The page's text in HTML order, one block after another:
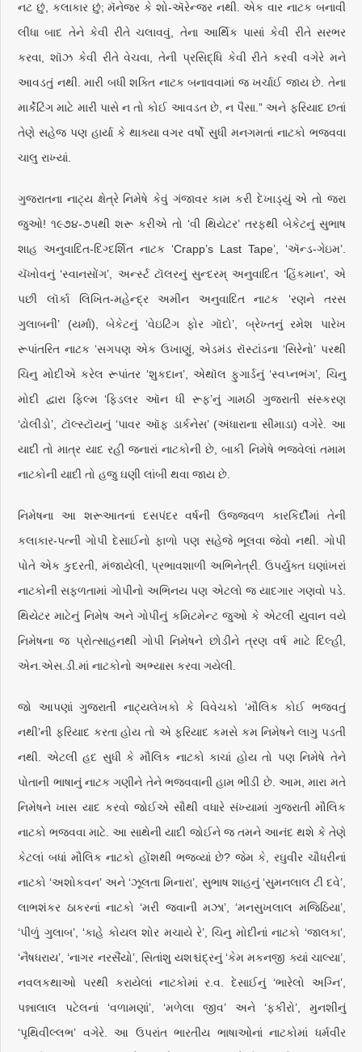
નટ છું, કલાકાર છું; મૅનેજર કે શો-ઍરેન્જર નથી. એક વાર નાટક બનાવી
લીધા બાદ તેને કેવી રીતે ચલાવવું, તેના આર્થિક પાસાં કેવી રીતે સરભર
કરવા, શૉઝ કેવી રીતે વેચવા, તેની પ્રસિદ્ધિ કેવી રીતે કરવી વગેરે મને
આવડતું નથી. મારી બધી શક્તિ નાટક બનાવવામાં જ ખર્ચાઈ જાય છે. તેના
માર્કેટિંગ માટે મારી પાસે ન તો કોઈ આવડત છે, ન પૈસા.” અને ફરિયાદ છતાં
તેણે સહેજ પણ હાર્યા કે થાક્યા વગર વર્ષો સુધી મનગમતાં નાટકો ભજવવા
ચાલુ રાખ્યાં.
ગુજરાતના નાટ્ય ક્ષેત્રે નિમેષે કેવું ગંજાવર કામ કરી દેખાડ્યું એ તો જરા
જુઓ! ૧૯૭૪-૭૫થી શરૂ કરીએ તો ‘વી થિયેટર’ તરફથી બેકેટનું સુભાષ
શાહ અનુવાદિત-દિગ્દર્શિત નાટક ‘Crapp’s Last Tape’, ‘ઍન્ડ-ગેઇમ’.
ચૅખોવનું ‘સ્વાનસોંગ’, અર્ન્સ્ટ ટૉલરનું સુન્દરમ્‌ અનુવાદિત ‘હિંકમાન’, એ
પછી લૉર્કા લિખિત-મહેન્દ્ર અમીન અનુવાદિત નાટક ‘રણને તરસ
ગુલાબની’ (યર્મા), બેકેટનું ‘વેઇટિંગ ફોર ગૉદો’, બ્રેખ્તનું રમેશ પારેખ
રૂપાંતરિત નાટક ‘સગપણ એક ઉખાણું, એડમંડ રૉસ્ટાંડના ‘સિરેનો’ પરથી
ચિનુ મોદીએ કરેલ રૂપાંતર ‘શુકદાન’, એથૉલ ફુગાર્ડનું ‘સ્વપ્નભંગ’, ચિનુ
મોદી દ્વારા ફિલ્મ ‘ફિડલર ઑન ધી રૂફ’નું ગામઠી ગુજરાતી સંસ્કરણ
‘ઢોલીડો’, ટૉલ્સ્ટૉયનું ‘પાવર ઑફ ડાર્કનેસ’ (અંધારાના સીમાડા) વગેરે. આ
યાદી તો માત્ર યાદ રહી જનારાં નાટકોની છે, બાકી નિમેષે ભજવેલાં તમામ
નાટકોની યાદી તો હજુ ઘણી લાંબી થવા જાય છે.
નિમેષના આ શરૂઆતનાં દસપંદર વર્ષની ઉજ્જ્વળ કારકિર્દીમાં તેની
કલાકાર-પત્ની ગોપી દેસાઈનો ફાળો પણ સહેજે ભૂલવા જેવો નથી. ગોપી
પોતે એક કુદરતી, મંજાયેલી, પ્રભાવશાળી અભિનેત્રી. ઉપર્યુક્ત ઘણાંખરાં
નાટકોની સફળતામાં ગોપીનો અભિનય પણ એટલો જ યાદગાર ગણવો પડે.
થિયેટર માટેનું નિમેષ અને ગોપીનું કમિટમેન્ટ જુઓ કે એટલી યુવાન વયે
નિમેષના જ પ્રોત્સાહનથી ગોપી નિમેષને છોડીને ત્રણ વર્ષ માટે દિલ્હી,
એન.એસ.ડી.માં નાટકોનો અભ્યાસ કરવા ગયેલી.
જો આપણાં ગુજરાતી નાટ્યલેખકો કે વિવેચકો ‘મૌલિક કોઈ ભજવતું
નથી’ની ફરિયાદ કરતા હોય તો એ ફરિયાદ કમસે કમ નિમેષને લાગુ પડતી
નથી. એટલી હદ સુધી કે મૌલિક નાટકો કાચાં હોય તો પણ નિમેષે તેને
પોતાની ભાષાનું નાટક ગણીને તેને ભજવવાની હામ ભીડી છે. આમ, મારા મતે
નિમેષને ખાસ યાદ કરવો જોઈએ સૌથી વધારે સંખ્યામાં ગુજરાતી મૌલિક
નાટકો ભજવવા માટે. આ સાથેની યાદી જોઈને જ તમને આનંદ થશે કે તેણે
કેટલાં બધાં મૌલિક નાટકો હોંશથી ભજવ્યાં છે? જેમ કે, રઘુવીર ચૌધરીનાં
નાટકો ‘અશોકવન’ અને ‘ઝૂલતા મિનારા’, સુભાષ શાહનું ‘સુમનલાલ ટી દવે’,
લાભશંકર ઠાકરનાં નાટકો ‘મરી જવાની મઝા’, ‘મનસુખલાલ મજિઠિયા’,
‘પીળું ગુલાબ’, ‘કાહે કોયલ શોર મચાયે રે’, ચિનુ મોદીનાં નાટકો ‘જાલકા’,
‘નૈષધરાય’, ‘નાગર નરસૈંયો’, સિતાંશુ યશશ્ચંદ્રનું ‘કેમ મકનજી ક્યાં ચાલ્યા’,
નવલકથાઓ પરથી કરાયેલાં નાટકોમાં ર.વ. દેસાઈનું ‘ભારેલો અગ્નિ’,
પન્નાલાલ પટેલનાં ‘વળામણાં’, ‘મળેલા જીવ’ અને ‘ફકીરો’, મુનશીનું
‘પૃથિવીલ્લભ’ વગેરે. આ ઉપરાંત ભારતીય ભાષાઓનાં નાટકોમાં ધર્મવીર